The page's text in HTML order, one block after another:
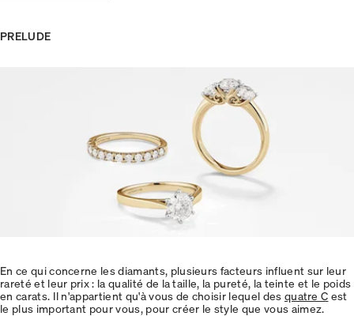
PRELUDE
En ce qui concerne les diamants, plusieurs facteurs influent sur leur
rareté et leur prix : la qualité de la taille, la pureté, la teinte et le poids
en carats. Il n'appartient qu'à vous de choisir lequel des quatre C est
le plus important pour vous, pour créer le style que vous aimez.